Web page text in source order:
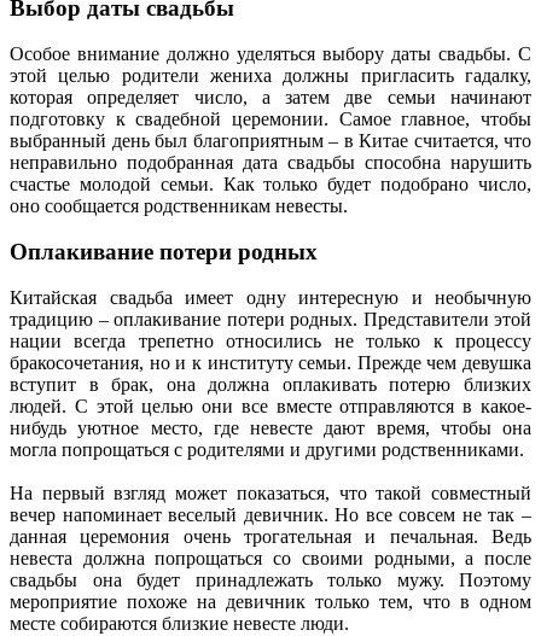
Выбор даты свадьбы
Особое внимание должно уделяться выбору даты свадьбы. С
этой целью родители жениха должны пригласить гадалку,
которая определяет число, а затем две семьи начинают
подготовку к свадебной церемонии. Самое главное, чтобы
выбранный день был благоприятным – в Китае считается, что
неправильно подобранная дата свадьбы способна нарушить
счастье молодой семьи. Как только будет подобрано число,
оно сообщается родственникам невесты.
Оплакивание потери родных
Китайская свадьба имеет одну интересную и необычную
традицию – оплакивание потери родных. Представители этой
нации всегда трепетно относились не только к процессу
бракосочетания, но и к институту семьи. Прежде чем девушка
вступит в брак, она должна оплакивать потерю близких
людей. С этой целью они все вместе отправляются в какое-
нибудь уютное место, где невесте дают время, чтобы она
могла попрощаться с родителями и другими родственниками.
На первый взгляд может показаться, что такой совместный
вечер напоминает веселый девичник. Но все совсем не так –
данная церемония очень трогательная и печальная. Ведь
невеста должна попрощаться со своими родными, а после
свадьбы она будет принадлежать только мужу. Поэтому
мероприятие похоже на девичник только тем, что в одном
месте собираются близкие невесте люди.